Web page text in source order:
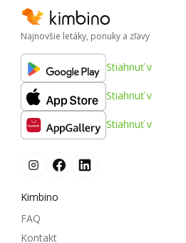
Najnovšie letáky, ponuky a zľavy
Stiahnuť v
Stiahnuť v
Stiahnuť v
Kimbino
FAQ
Kontakt